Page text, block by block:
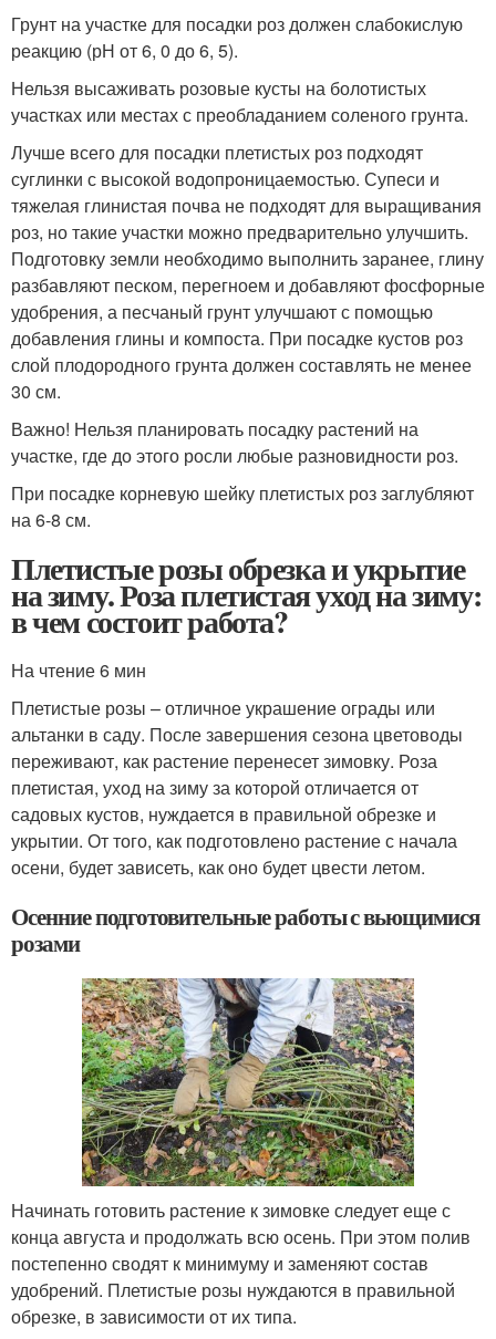
Грунт на участке для посадки роз должен слабокислую
реакцию (рН от 6, 0 до 6, 5).
Нельзя высаживать розовые кусты на болотистых
участках или местах с преобладанием соленого грунта.
Лучше всего для посадки плетистых роз подходят
суглинки с высокой водопроницаемостью. Супеси и
тяжелая глинистая почва не подходят для выращивания
роз, но такие участки можно предварительно улучшить.
Подготовку земли необходимо выполнить заранее, глину
разбавляют песком, перегноем и добавляют фосфорные
удобрения, а песчаный грунт улучшают с помощью
добавления глины и компоста. При посадке кустов роз
слой плодородного грунта должен составлять не менее
30 см.
Важно! Нельзя планировать посадку растений на
участке, где до этого росли любые разновидности роз.
При посадке корневую шейку плетистых роз заглубляют
на 6-8 см.
Плетистые розы обрезка и укрытие
на зиму. Роза плетистая уход на зиму:
в чем состоит работа?
На чтение 6 мин
Плетистые розы – отличное украшение ограды или
альтанки в саду. После завершения сезона цветоводы
переживают, как растение перенесет зимовку. Роза
плетистая, уход на зиму за которой отличается от
садовых кустов, нуждается в правильной обрезке и
укрытии. От того, как подготовлено растение с начала
осени, будет зависеть, как оно будет цвести летом.
Осенние подготовительные работы с вьющимися
розами
Начинать готовить растение к зимовке следует еще с
конца августа и продолжать всю осень. При этом полив
постепенно сводят к минимуму и заменяют состав
удобрений. Плетистые розы нуждаются в правильной
обрезке, в зависимости от их типа.